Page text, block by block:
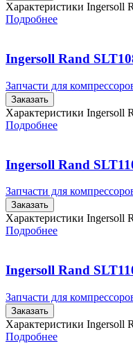
Характеристики
Подробнее
Ingersoll Rand
Запчасти для
Заказать
Характеристики
Подробнее
Ingersoll Rand
Запчасти для
Заказать
Характеристики
Подробнее
Ingersoll Rand
Запчасти для
Заказать
Характеристики
Подробнее